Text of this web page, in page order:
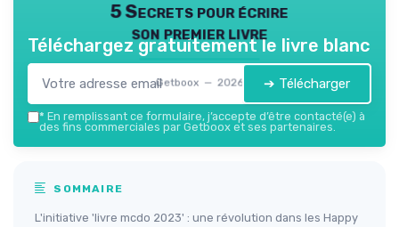
5 Secrets pour écrire
son premier livre
Getboox — 2026
Téléchargez gratuitement le livre blanc
➔ Télécharger
* En remplissant ce formulaire, j’accepte d’être contacté(e) à
des fins commerciales par Getboox et ses partenaires.
SOMMAIRE
L'initiative 'livre mcdo 2023' : une révolution dans les Happy